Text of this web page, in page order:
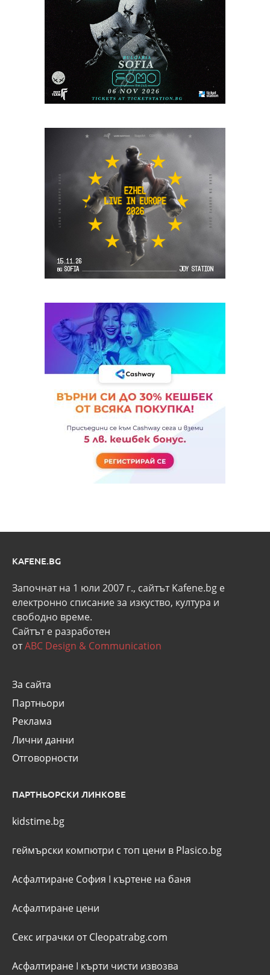
KAFENE.BG
Започнат на 1 юли 2007 г., сайтът Kafene.bg e
eлектронно списание за изкуство, култура и
свободно време.
Сайтът е разработен
отABC Design & Communication
За сайта
Партньори
Реклама
Лични данни
Отговорности
ПАРТНЬОРСКИ ЛИНКОВЕ
kidstime.bg
геймърски компютри с топ цени в Plasico.bg
Асфалтиране София I къртене на баня
Асфалтиране цени
Секс играчки от Cleopatrabg.com
Асфалтиране I кърти чисти извозва